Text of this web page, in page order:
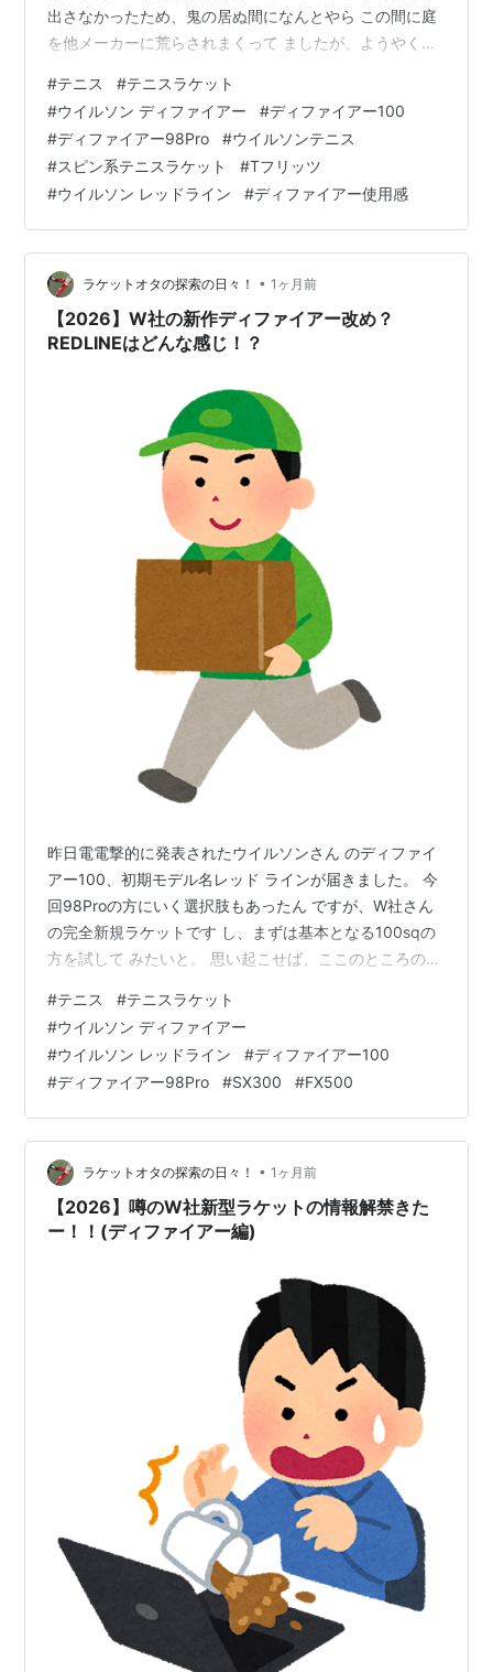
出さなかったため、鬼の居ぬ間になんとやら この間に庭
を他メーカーに荒らされまくって ましたが、ようやく出
ップを レザーに交換し、中に約4g程加重もして 個人的
カスタム終了。 ガットは今回ヨネのポリツアーレブ1.25
を 48pで使用。レブを選んだ理由はカラーが 合うかな
と。 最初の素の状態で305g レザーに交換しつつ加重も
Gテープを巻きチューブタイプの振動止めを付け320gに
ガッ…
#テニス #テニスラケット
#ウイルソン ディファイアー #ディファイアー100
#ディファイアー98Pro #ウイルソンテニス
#スピン系テニスラケット #Tフリッツ
#ウイルソン レッドライン #ディファイアー使用感
ラケットオタの探索の日々！ • 1ヶ月前
【2026】W社の新作ディファイアー改め？
REDLINEはどんな感じ！？
昨日電電撃的に発表されたウイルソンさん のディファイ
アー100、初期モデル名レッド ラインが届きました。 今
回98Proの方にいく選択肢もあったん ですが、W社さん
の完全新規ラケットです し、まずは基本となる100sqの
方を試して みたいと。 思い起こせば、ここのところのW
激戦区でもあったスピンアシスト系 の方は傍観し続け？
他のメーカーと競合 せず我が道をいく感じでしたが、そ
う悠長 な事を言っていられなくなったのかようやく 重い
腰をあげ正統派スピン系のラケットで バボラやヨネ、ヘ
ッドさんのアエロ、Vコア エクストリームなどど真っ向
勝負をする…
#テニス #テニスラケット
#ウイルソン ディファイアー
#ウイルソン レッドライン #ディファイアー100
#ディファイアー98Pro #SX300 #FX500
ラケットオタの探索の日々！ • 1ヶ月前
【2026】噂のW社新型ラケットの情報解禁きた
ー！！(ディファイアー編)